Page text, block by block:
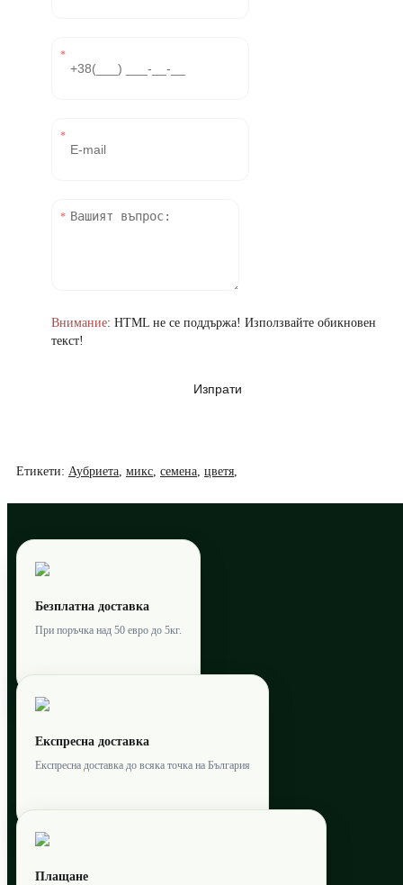
Внимание: HTML не се поддържа! Използвайте обикновен
текст!
Изпрати
Етикети: Аубриета, микс, семена, цветя,
Безплатна доставка
При поръчка над 50 евро до 5кг.
Експресна доставка
Експресна доставка до всяка точка на България
Плащане